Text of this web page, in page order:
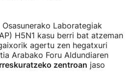
Laborategiak
H5N1 kasu berri bat atzeman
agertu zen hegatxuri
Arabako Foru Aldundiaren
zentroan jaso